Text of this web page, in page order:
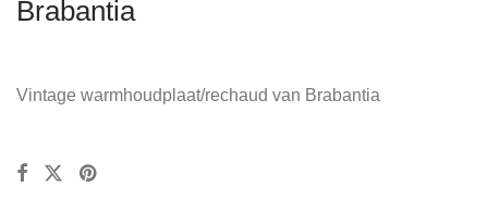
Brabantia
Vintage warmhoudplaat/rechaud van Brabantia